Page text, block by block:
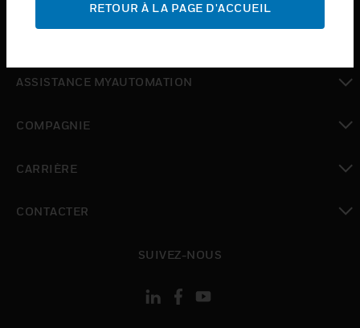
toggle view
toggle view
ASSISTANCE MYAUTOMATION
COMPAGNIE
CARRIÈRE
CONTACTER
SUIVEZ-NOUS
RETOUR À LA PAGE D'ACCUEIL